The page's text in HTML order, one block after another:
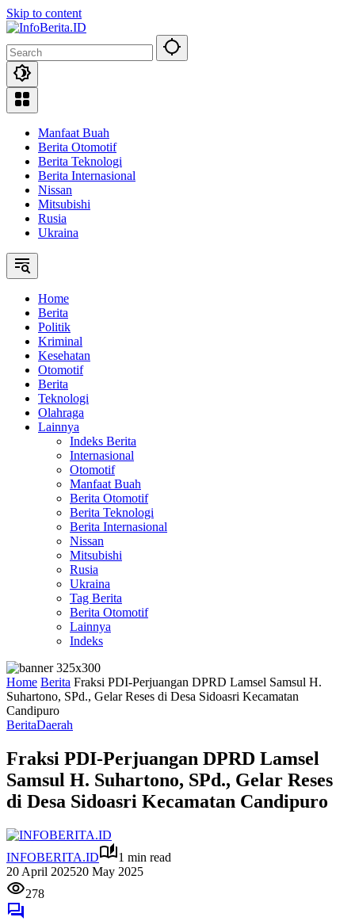
Skip to content
Manfaat Buah
Berita Otomotif
Berita Teknologi
Berita Internasional
Nissan
Mitsubishi
Rusia
Ukraina
Home
Berita
Politik
Kriminal
Kesehatan
Otomotif
Berita
Teknologi
Olahraga
Lainnya
Indeks Berita
Internasional
Otomotif
Manfaat Buah
Berita Otomotif
Berita Teknologi
Berita Internasional
Nissan
Mitsubishi
Rusia
Ukraina
Tag Berita
Berita Otomotif
Lainnya
Indeks
Home Berita Fraksi PDI-Perjuangan DPRD Lamsel Samsul H.
Suhartono, SPd., Gelar Reses di Desa Sidoasri Kecamatan
Candipuro
BeritaDaerah
Fraksi PDI-Perjuangan DPRD Lamsel
Samsul H. Suhartono, SPd., Gelar Reses
di Desa Sidoasri Kecamatan Candipuro
INFOBERITA.ID
1 min read
20 April 202520 May 2025
278